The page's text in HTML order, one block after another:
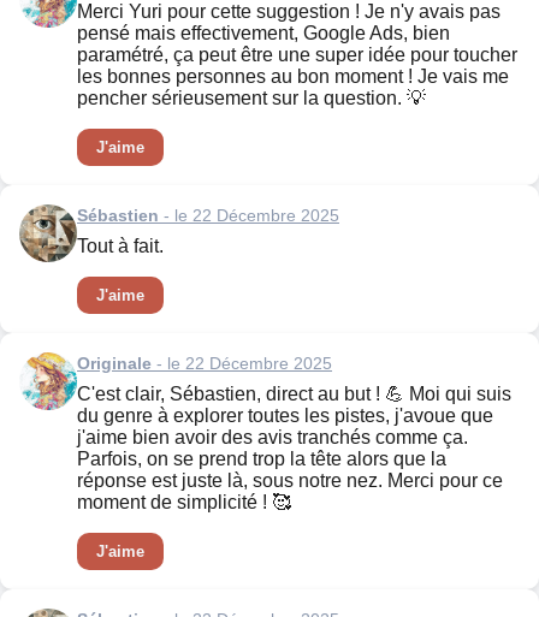
Merci Yuri pour cette suggestion ! Je n'y avais pas
pensé mais effectivement, Google Ads, bien
paramétré, ça peut être une super idée pour toucher
les bonnes personnes au bon moment ! Je vais me
pencher sérieusement sur la question. 💡
J'aime
Sébastien - le 22 Décembre 2025
Tout à fait.
J'aime
Originale - le 22 Décembre 2025
C'est clair, Sébastien, direct au but ! 💪 Moi qui suis
du genre à explorer toutes les pistes, j'avoue que
j'aime bien avoir des avis tranchés comme ça.
Parfois, on se prend trop la tête alors que la
réponse est juste là, sous notre nez. Merci pour ce
moment de simplicité ! 🥰
J'aime